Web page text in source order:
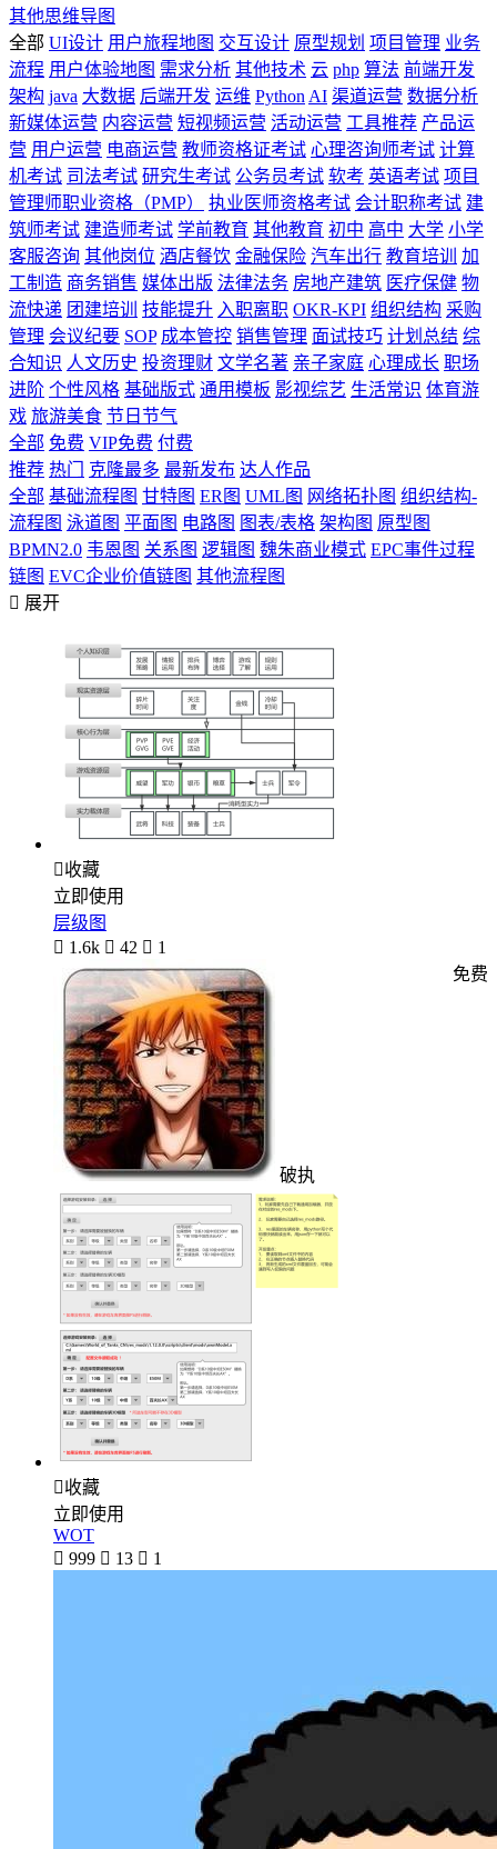
其他思维导图
全部 UI设计 用户旅程地图 交互设计 原型规划 项目管理 业务
流程 用户体验地图 需求分析 其他技术 云 php 算法 前端开发
架构 java 大数据 后端开发 运维 Python AI 渠道运营 数据分析
新媒体运营 内容运营 短视频运营 活动运营 工具推荐 产品运
营 用户运营 电商运营 教师资格证考试 心理咨询师考试 计算
机考试 司法考试 研究生考试 公务员考试 软考 英语考试 项目
管理师职业资格（PMP）
执业医师资格考试 会计职称考试 建
筑师考试 建造师考试 学前教育 其他教育 初中 高中 大学 小学
客服咨询 其他岗位 酒店餐饮 金融保险 汽车出行 教育培训
加
工制造 商务销售 媒体出版 法律法务 房地产建筑 医疗保健 物
流快递 团建培训 技能提升 入职离职 OKR-KPI 组织结构 采购
管理 会议纪要 SOP 成本管控 销售管理 面试技巧 计划总结 综
合知识 人文历史 投资理财 文学名著 亲子家庭 心理成长 职场
进阶 个性风格 基础版式 通用模板 影视综艺 生活常识 体育游
戏 旅游美食 节日节气
全部 免费 VIP免费 付费
推荐 热门 克隆最多 最新发布 达人作品
全部 基础流程图 甘特图 ER图 UML图 网络拓扑图 组织结构-
流程图 泳道图 平面图 电路图 图表/表格 架构图 原型图
BPMN2.0 韦恩图 关系图 逻辑图 魏朱商业模式 EPC事件过程
链图 EVC企业价值链图 其他流程图
 展开
收藏
立即使用
层级图
 1.6k  42  1
破执
免费
收藏
立即使用
WOT
 999  13  1